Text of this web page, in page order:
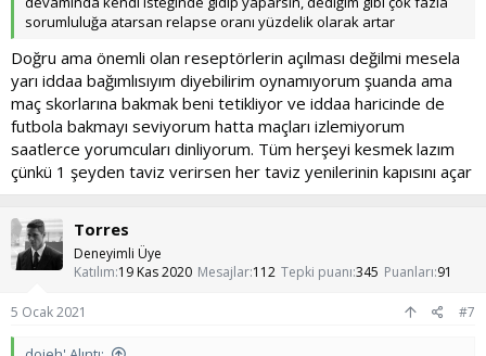
sorumluluğa atarsan relapse oranı yüzdelik olarak artar
Doğru ama önemli olan reseptörlerin açılması değilmi mesela
yarı iddaa bağımlısıyım diyebilirim oynamıyorum şuanda ama
maç skorlarına bakmak beni tetikliyor ve iddaa haricinde de
futbola bakmayı seviyorum hatta maçları izlemiyorum
saatlerce yorumcuları dinliyorum. Tüm herşeyi kesmek lazım
çünkü 1 şeyden taviz verirsen her taviz yenilerinin kapısını açar
Torres
Deneyimli Üye
Katılım 19 Kas 2020 Mesajlar 112 Tepki puanı 345 Puanları 91
5 Ocak 2021 #7